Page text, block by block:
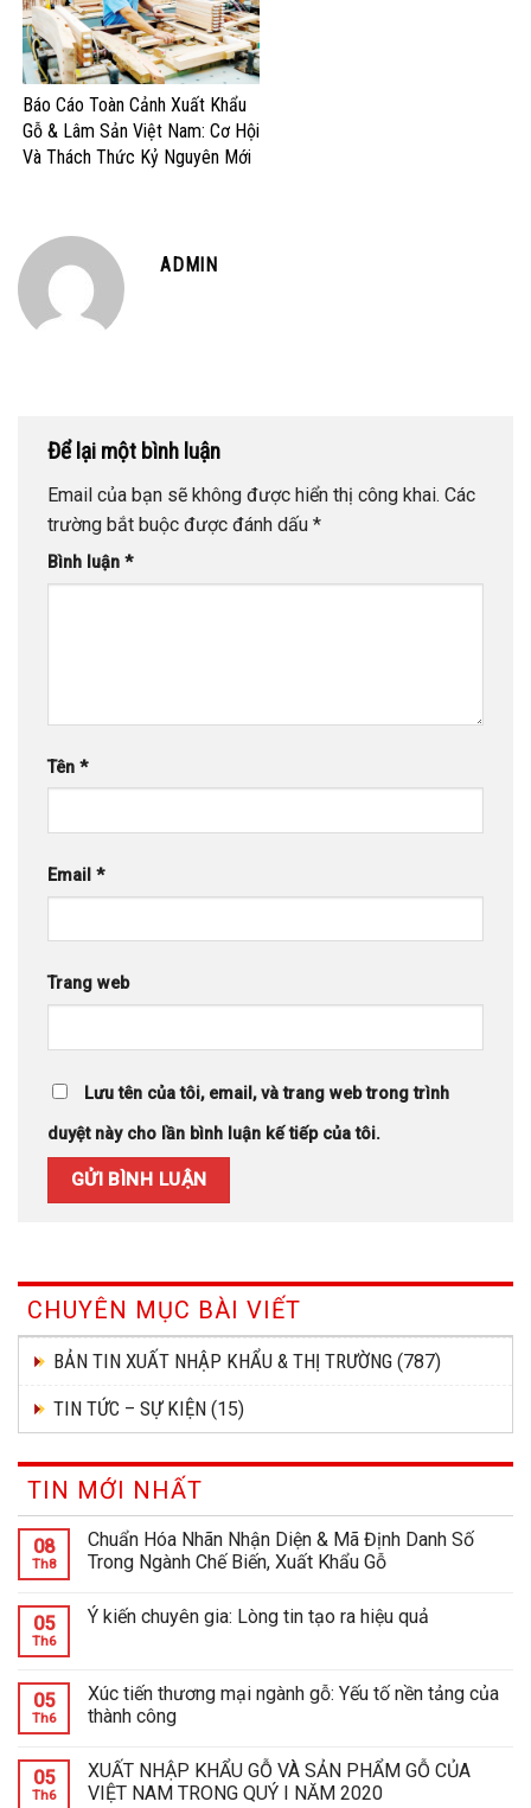
Báo Cáo Toàn Cảnh Xuất Khẩu
Gỗ & Lâm Sản Việt Nam: Cơ Hội
Và Thách Thức Kỷ Nguyên Mới
ADMIN
Để lại một bình luận
Email của bạn sẽ không được hiển thị công khai. Các
trường bắt buộc được đánh dấu *
Bình luận *
Tên *
Email *
Trang web
Lưu tên của tôi, email, và trang web trong trình
duyệt này cho lần bình luận kế tiếp của tôi.
CHUYÊN MỤC BÀI VIẾT
BẢN TIN XUẤT NHẬP KHẨU & THỊ TRƯỜNG (787)
TIN TỨC – SỰ KIỆN (15)
TIN MỚI NHẤT
08
Th8
Chuẩn Hóa Nhãn Nhận Diện & Mã Định Danh Số
Trong Ngành Chế Biến, Xuất Khẩu Gỗ
05
Th6
Ý kiến chuyên gia: Lòng tin tạo ra hiệu quả
05
Th6
Xúc tiến thương mại ngành gỗ: Yếu tố nền tảng của
thành công
05
Th6
XUẤT NHẬP KHẨU GỖ VÀ SẢN PHẨM GỖ CỦA
VIỆT NAM TRONG QUÝ I NĂM 2020